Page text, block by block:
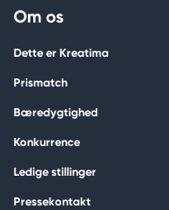
Om os
Dette er Kreatima
Prismatch
Bæredygtighed
Konkurrence
Ledige stillinger
Pressekontakt